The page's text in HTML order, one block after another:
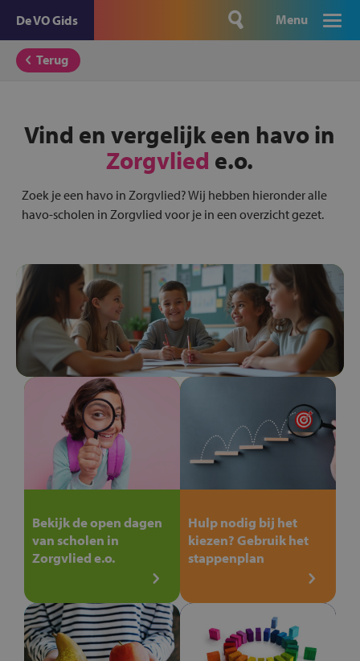
De VO Gids Menu
Terug
Vind en vergelijk een havo in
Zorgvlied e.o.
Zoek je een havo in Zorgvlied? Wij hebben hieronder alle
havo-scholen in Zorgvlied voor je in een overzicht gezet.
Bekijk de open dagen
van scholen in
Zorgvlied e.o.
Hulp nodig bij het
kiezen? Gebruik het
stappenplan